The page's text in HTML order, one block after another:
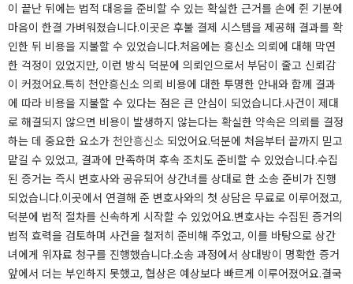
이 끝난 뒤에는 법적 대응을 준비할 수 있는 확실한 근거를 손에 쥔 기분에
마음이 한결 가벼워졌습니다.이곳은 후불 결제 시스템을 제공해 결과를 확
인한 뒤 비용을 지불할 수 있었습니다.처음에는 흥신소 의뢰에 대해 막연
한 걱정이 있었지만, 이런 방식 덕분에 의뢰인으로서 부담이 줄고 신뢰감
이 커졌어요.특히 천안흥신소 의뢰 비용에 대한 투명한 안내와 함께 결과
에 따라 비용을 지불할 수 있다는 점은 큰 안심이 되었습니다.사건이 제대
로 해결되지 않으면 비용이 발생하지 않는다는 확실한 약속은 의뢰를 결정
하는 데 중요한 요소가 천안흥신소 되었어요.덕분에 처음부터 끝까지 믿고
맡길 수 있었고, 결과에 만족하며 후속 조치도 준비할 수 있었습니다.수집
된 증거는 즉시 변호사와 공유되어 상간녀를 상대로 한 소송 준비가 진행
되었습니다.이곳에서 연결해 준 변호사와의 첫 상담은 무료로 이루어졌고,
덕분에 법적 절차를 신속하게 시작할 수 있었어요.변호사는 수집된 증거의
법적 효력을 검토하며 사건을 철저히 준비해 주었고, 이를 바탕으로 상간
녀에게 위자료 청구를 진행했습니다.소송 과정에서 상대방이 명확한 증거
앞에서 더는 부인하지 못했고, 협상은 예상보다 빠르게 이루어졌어요.결국